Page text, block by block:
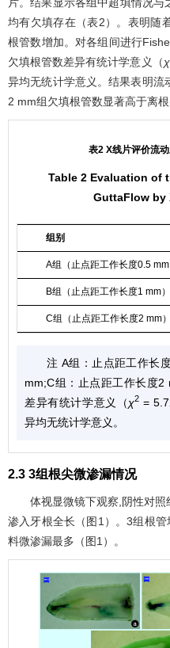
均有欠填存在（表2）。表明随
根管数增加。对各组间进行
欠填根管数差异有统计学意义（χ
异均无统计学意义。结果表明
2 mm组欠填根管数显著高于离
表2 X线片评价流
Table 2 Evaluation of
GuttaFlow by
组别
A组（止点距工作长度0.5 mm
B组（止点距工作长度1 mm）
C组（止点距工作长度2 mm）
注 A组：止点距工作长
mm;C组：止点距工作长度
差异有统计学意义（χ2 =
异均无统计学意义。
2.3 3组根尖微渗漏情况
体视显微镜下观察,阴性对
渗入牙根全长（ 图1 ）。3组根
料微渗漏最多（ 图1 ）。